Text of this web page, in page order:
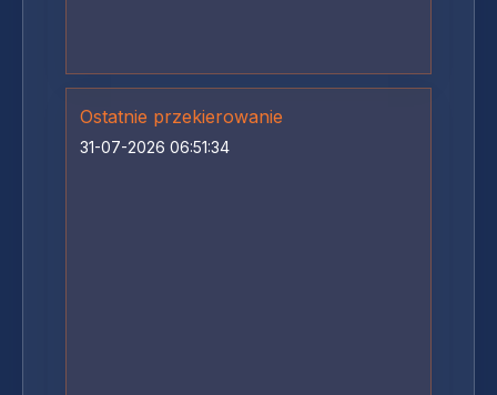
Ostatnie przekierowanie
31-07-2026 06:51:34